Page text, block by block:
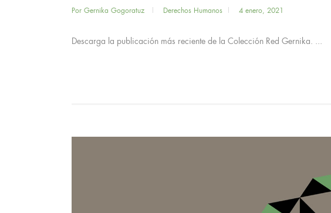
Por Gernika Gogoratuz Derechos Humanos 4 enero, 2021
Descarga la publicación más reciente de la Colección Red Gernika. ...